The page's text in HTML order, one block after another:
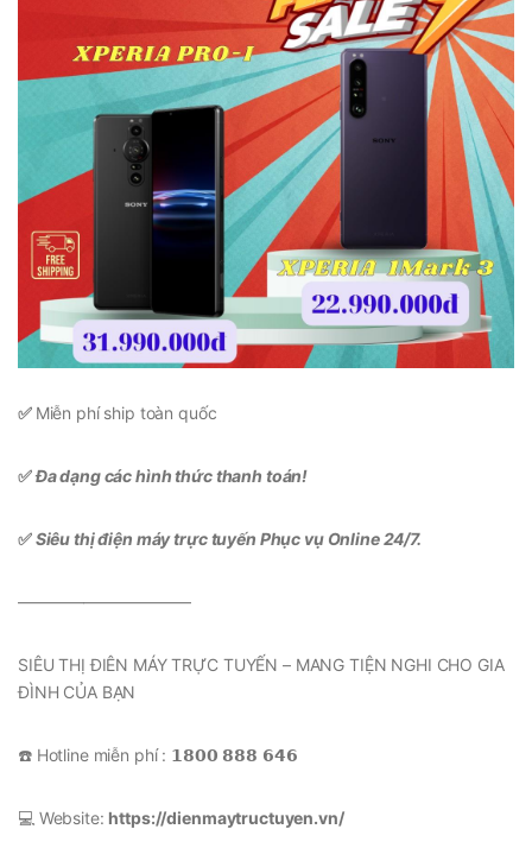
✅ Miễn phí ship toàn quốc
✅Đa dạng các hình thức thanh toán!
✅Siêu thị điện máy trực tuyến Phục vụ Online 24/7.
——————————–
SIÊU THỊ ĐIÊN MÁY TRỰC TUYẾN – MANG TIỆN NGHI CHO GIA
ĐÌNH CỦA BẠN
☎️ Hotline miễn phí : 𝟭𝟴𝟬𝟬 𝟴𝟴𝟴 𝟲𝟰𝟲
💻 Website: https://dienmaytructuyen.vn/